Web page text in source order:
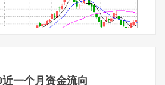
一个月资金流向